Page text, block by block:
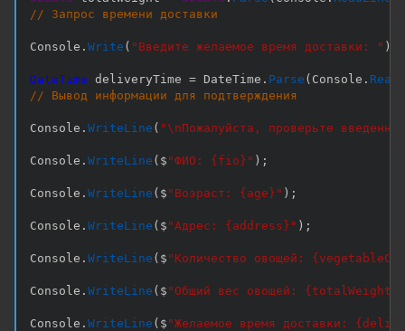
// Запрос времени доставки
Console . Write ( "Введите желаемое время доставки: " )
DateTime deliveryTime = DateTime . Parse ( Console .
// Вывод информации для подтверждения
Console . WriteLine ( "\nПожалуйста, проверьте
Console . WriteLine ( $ "ФИО: {fio}" ) ;
Console . WriteLine ( $ "Возраст: {age}" ) ;
Console . WriteLine ( $ "Адрес: {address}" ) ;
Console . WriteLine ( $ "Количество овощей:
Console . WriteLine ( $ "Общий вес овощей: {totalWeight}
Console . WriteLine ( $ "Желаемое время доставки: